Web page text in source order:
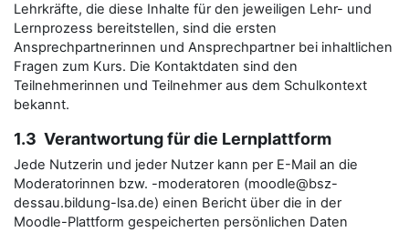
Lehrkräfte, die diese Inhalte für den jeweiligen Lehr- und
Lernprozess bereitstellen, sind die ersten
Ansprechpartnerinnen und Ansprechpartner bei inhaltlichen
Fragen zum Kurs. Die Kontaktdaten sind den
Teilnehmerinnen und Teilnehmer aus dem Schulkontext
bekannt.
1.3 Verantwortung für die Lernplattform
Jede Nutzerin und jeder Nutzer kann per E-Mail an die
Moderatorinnen bzw. -moderatoren (moodle@bsz-
dessau.bildung-lsa.de) einen Bericht über die in der
Moodle-Plattform gespeicherten persönlichen Daten